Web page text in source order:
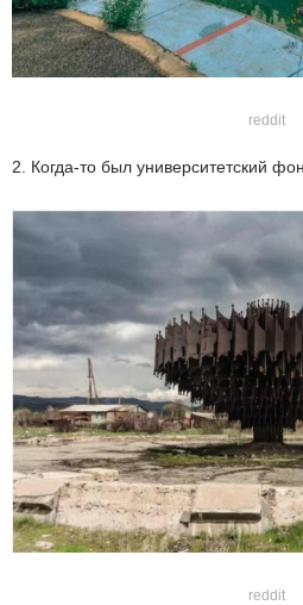
reddit
2. Когда-то был университетский
reddit